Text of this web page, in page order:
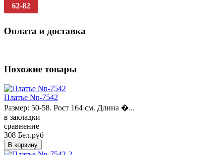
62-82
Оплата и доставка
Похожие товары
Платье Nn-7542
Размер: 50-58. Рост 164 см. Длина �...
в закладки
сравнение
308 Бел.руб